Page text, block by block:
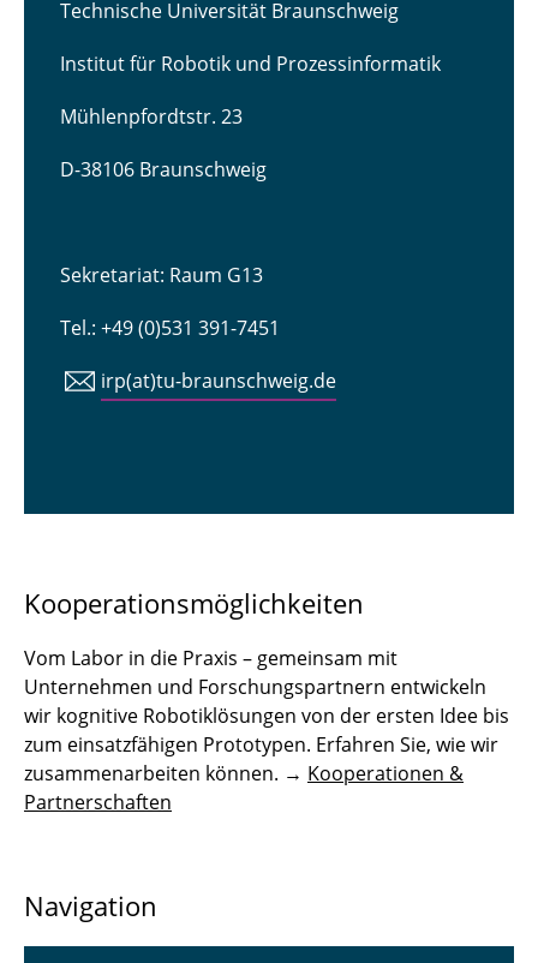
Technische Universität Braunschweig
Institut für Robotik und Prozessinformatik
Mühlenpfordtstr. 23
D-38106 Braunschweig
Sekretariat: Raum G13
Tel.: +49 (0)531 391-7451
irp(at)tu-braunschweig.de
Kooperationsmöglichkeiten
Vom Labor in die Praxis – gemeinsam mit
Unternehmen und Forschungspartnern entwickeln
wir kognitive Robotiklösungen von der ersten Idee bis
zum einsatzfähigen Prototypen. Erfahren Sie, wie wir
zusammenarbeiten können. → Kooperationen &
Partnerschaften
Navigation